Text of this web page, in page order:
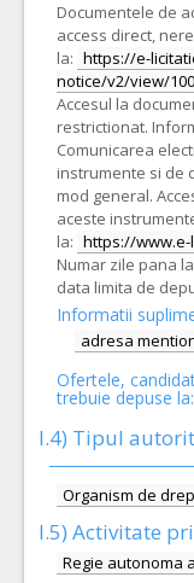
Documentele de
access direct,
la: https://e-
notice/v2/view/
Accesul la
restrictionat.
Comunicarea
instrumente si de
mod general.
aceste
la: https://www.e-
Numar zile pana
data limita de
Informatii
adresa
Ofertele,
trebuie depuse la:
I.4) Tipul
Organism de
I.5) Activitate
Regie autonoma